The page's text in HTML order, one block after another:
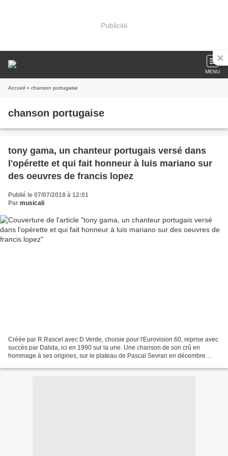
Publicité
MENU
Accueil » chanson portugaise
chanson portugaise
tony gama, un chanteur portugais versé dans
l'opérette et qui fait honneur à luis mariano sur
des oeuvres de francis lopez
Publié le 07/07/2018 à 12:01
Par musicali
Créée par R.Rascel avec D.Verde, choisie pour l'Eurovision 60, reprise avec
succès par Dalida, ici en 1990 sur la une. Une chanson de son crû en
hommage à ses origines, sur le plateau de Pascal Sevran en décembre